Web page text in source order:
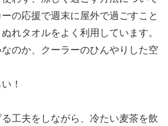
の応援で週末に屋外で過ごすこと
れタオルをよく利用しています。
のか、クーラーのひんやりした空
！
工夫をしながら、冷たい麦茶を飲